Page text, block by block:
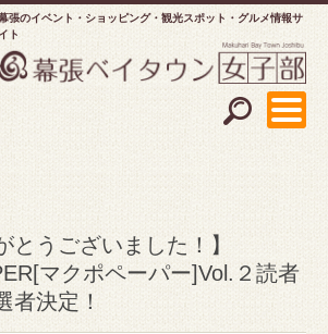
張のイベント・ショッピング
観光スポット・グルメ情報サ
イト
とうございました！】
マクポペーパー]Vol.２読者
者決定！